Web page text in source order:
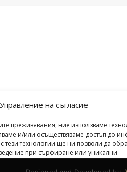
Управление на съгласие
преживявания, ние използваме
и/или осъществяваме достъп до
с тези технологии ще ни позволи да
при сърфиране или уникални
veilend.com © Всички права